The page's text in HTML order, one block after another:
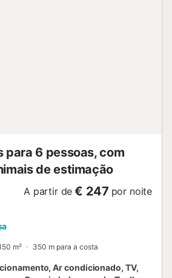
para 6 pessoas, com
de estimação
A partir de € 247 por noite
m² 350 m para a costa
Ar condicionado, TV,